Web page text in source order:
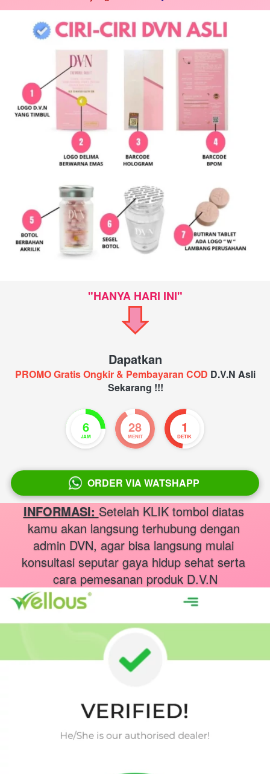
"HANYA HARI INI"
Dapatkan
PROMO Gratis Ongkir & Pembayaran COD D.V.N Asli
Sekarang !!!
6
JAM
28
MENIT
1
DETIK
` ORDER VIA WATSHAPP
INFORMASI: Setelah KLIK tombol diatas
kamu akan langsung terhubung dengan
admin DVN, agar bisa langsung mulai
konsultasi seputar gaya hidup sehat serta
cara pemesanan produk D.V.N